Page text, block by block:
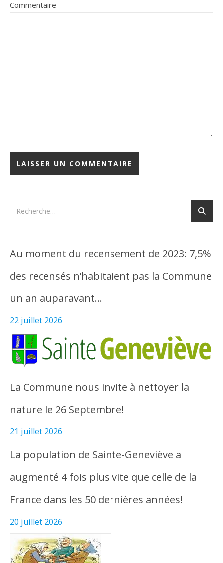
Commentaire
Au moment du recensement de 2023: 7,5%
des recensés n’habitaient pas la Commune
un an auparavant…
22 juillet 2026
La Commune nous invite à nettoyer la
nature le 26 Septembre!
21 juillet 2026
La population de Sainte-Geneviève a
augmenté 4 fois plus vite que celle de la
France dans les 50 dernières années!
20 juillet 2026